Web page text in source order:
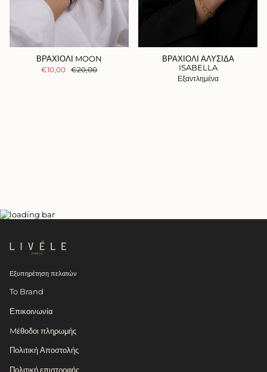
ΒΡΑΧΙΟΛΙ MOON
€10,00 €20,00
ΒΡΑΧΙΟΛΙ ΑΛΥΣΙΔΑ
ISABELLA
Εξαντλημένα
Εξυπηρέτηση πελατών
To Brand
Επικοινωνία
Mέθοδοι πληρωμής
Πολιτική Αποστολής
Πολιτική επιστροφής